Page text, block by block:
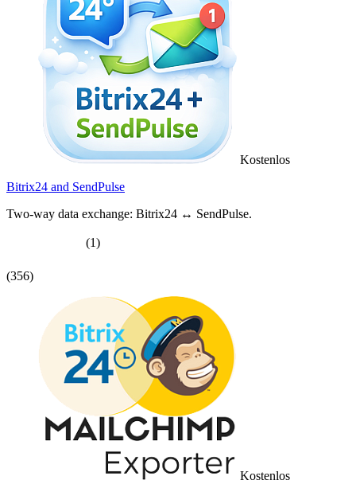
Kostenlos
Bitrix24 and SendPulse
Two-way data exchange: Bitrix24 ↔ SendPulse.
(1)
(356)
Kostenlos